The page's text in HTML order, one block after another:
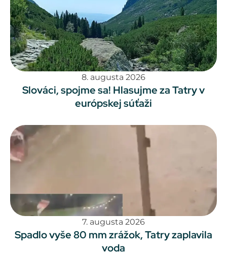
8. augusta 2026
Slováci, spojme sa! Hlasujme za Tatry v
európskej súťaži
7. augusta 2026
Spadlo vyše 80 mm zrážok, Tatry zaplavila
voda